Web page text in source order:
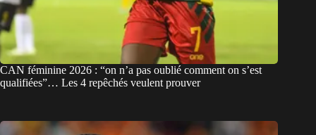
CAN féminine 2026 : “on n’a pas oublié comment on s’est
qualifiées”… Les 4 repêchés veulent prouver